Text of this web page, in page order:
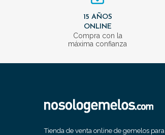
15 AÑOS
ONLINE
Compra con la
máxima confianza
Tienda de venta online de gemelos para